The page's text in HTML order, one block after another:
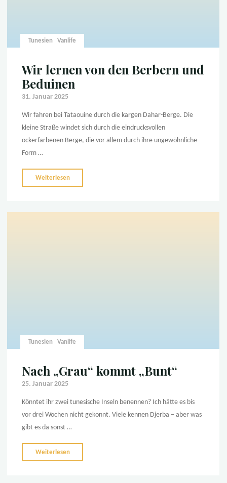
Tunesien Vanlife
Wir lernen von den Berbern und
Beduinen
31. Januar 2025
Wir fahren bei Tataouine durch die kargen Dahar-Berge. Die
kleine Straße windet sich durch die eindrucksvollen
ockerfarbenen Berge, die vor allem durch ihre ungewöhnliche
Form …
Weiterlesen
Tunesien Vanlife
Nach „Grau“ kommt „Bunt“
25. Januar 2025
Könntet ihr zwei tunesische Inseln benennen? Ich hätte es bis
vor drei Wochen nicht gekonnt. Viele kennen Djerba – aber was
gibt es da sonst …
Weiterlesen